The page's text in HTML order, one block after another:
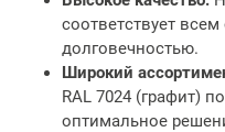
соответствует
долговечностью.
Широкий
RAL 7024 (графит)
оптимальное